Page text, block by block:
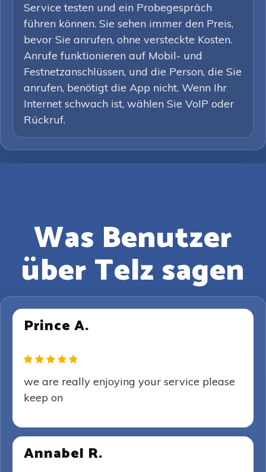
Service testen und ein Probegespräch
führen können. Sie sehen immer den Preis,
bevor Sie anrufen, ohne versteckte Kosten.
Anrufe funktionieren auf Mobil- und
Festnetzanschlüssen, und die Person, die Sie
anrufen, benötigt die App nicht. Wenn Ihr
Internet schwach ist, wählen Sie VoIP oder
Rückruf.
Was Benutzer
über Telz sagen
Prince A.
we are really enjoying your service please
keep on
Annabel R.